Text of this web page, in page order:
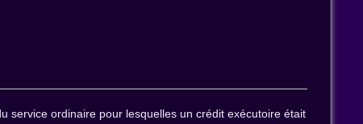
service ordinaire pour lesquelles un crédit exécutoire était